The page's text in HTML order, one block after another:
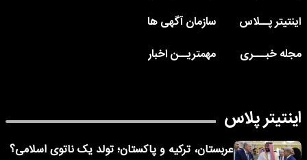
اینتیتر پــلاس
سازمان آگهی ها
مجله خبـــری
مهمتریــن اخبار
اینتیتر پلاس
عربستان، ترکیه و پاکستان؛ تولد یک ناتوی اسلامی؟